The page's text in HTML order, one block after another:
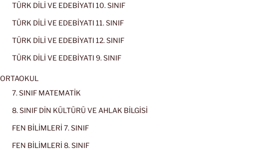
TÜRK DİLİ VE EDEBİYATI 10. SINIF
TÜRK DİLİ VE EDEBİYATI 11. SINIF
TÜRK DİLİ VE EDEBİYATI 12. SINIF
TÜRK DİLİ VE EDEBİYATI 9. SINIF
ORTAOKUL
7. SINIF MATEMATİK
8. SINIF DİN KÜLTÜRÜ VE AHLAK BİLGİSİ
FEN BİLİMLERİ 7. SINIF
FEN BİLİMLERİ 8. SINIF